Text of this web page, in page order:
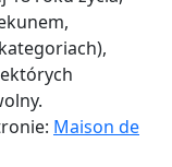
Maison de